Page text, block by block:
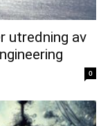
utredning av
0